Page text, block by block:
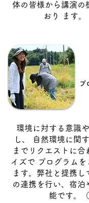
体の皆様から講演の
おり ます。
環境に対する意識
し、 自然環境に関
までリクエストに合
イズで プログラムを
ます。​弊社と提携し
の連携を行い、宿泊
能です。
プ